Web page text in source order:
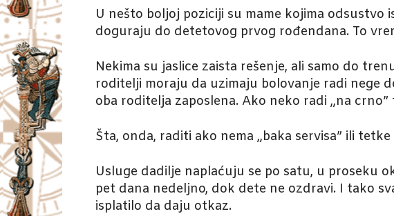
U nešto boljoj poziciji su mame kojima odsustvo
doguraju do detetovog prvog rođendana. To
Nekima su jaslice zaista rešenje, ali samo do
roditelji moraju da uzimaju bolovanje radi nege
oba roditelja zaposlena. Ako neko radi „na
Šta, onda, raditi ako nema „baka servisa” ili
Usluge dadilje naplaćuju se po satu, u proseku
pet dana nedeljno, dok dete ne ozdravi. I tako
isplatilo da daju otkaz.